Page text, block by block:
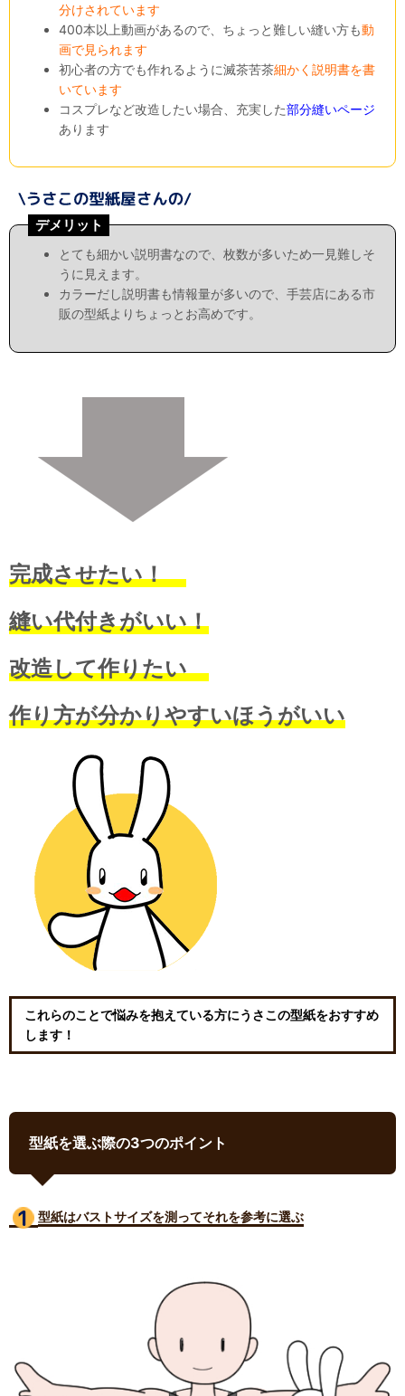
分けされています
400本以上動画があるので、ちょっと難しい縫い方も動
画で見られます
初心者の方でも作れるように滅茶苦茶細かく説明書を書
いています
コスプレなど改造したい場合、充実した部分縫いページ
あります
デメリット
とても細かい説明書なので、枚数が多いため一見難しそ
うに見えます。
カラーだし説明書も情報量が多いので、手芸店にある市
販の型紙よりちょっとお高めです。
完成させたい！
縫い代付きがいい！
改造して作りたい
作り方が分かりやすいほうがいい
これらのことで悩みを抱えている方にうさこの型紙をおすすめ
します！
型紙を選ぶ際の3つのポイント
型紙はバストサイズを測ってそれを参考に選ぶ